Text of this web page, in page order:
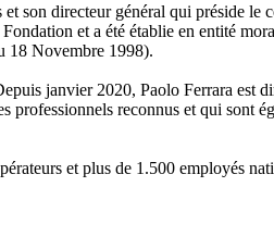
son directeur général qui préside le
et a été établie en entité
18 Novembre 1998).
janvier 2020, Paolo Ferrara est
reconnus et qui sont
et plus de 1.500 employés